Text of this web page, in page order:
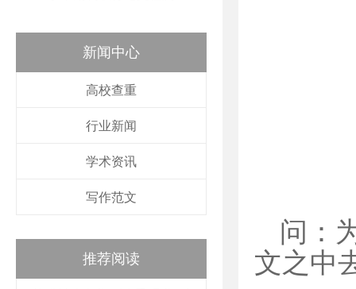
新闻中心
高校查重
行业新闻
学术资讯
写作范文
推荐阅读
问：
文之中